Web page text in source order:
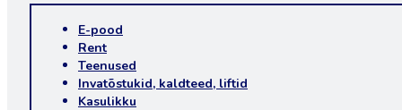
E-pood
Rent
Teenused
Invatõstukid, kaldteed, liftid
Kasulikku